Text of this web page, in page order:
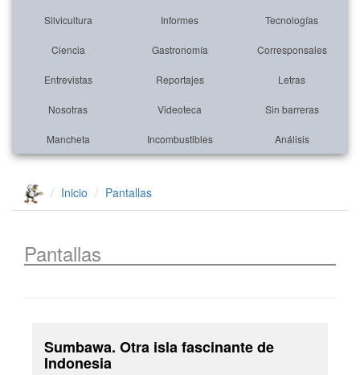
Silvicultura Informes Tecnologías
Ciencia Gastronomía Corresponsales
Entrevistas Reportajes Letras
Nosotras Videoteca Sin barreras
Mancheta Incombustibles Análisis
Inicio Pantallas
Pantallas
Sumbawa. Otra isla fascinante de
Indonesia